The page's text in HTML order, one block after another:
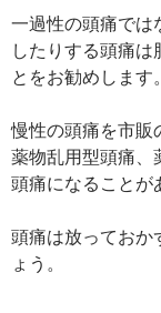
一過性の頭痛では
したりする頭痛は
とをお勧めします。
慢性の頭痛を市販
薬物乱用型頭痛、
頭痛になることが
頭痛は放っておか
ょう。